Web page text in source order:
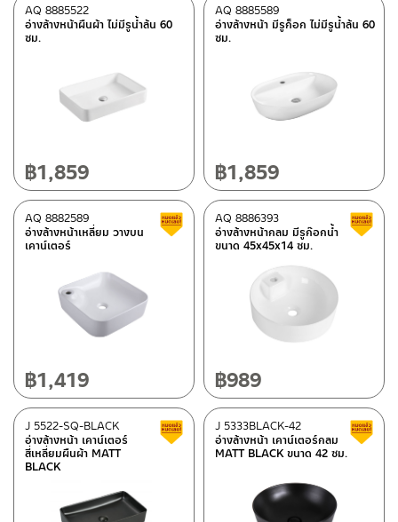
อ่างล้างหน้าผืนผ้า ไม่มีรูน้ำล้น 60
ซม.
AQ 8885522
฿1,859
อ่างล้างหน้า มีรูก็อก ไม่มีรูน้ำล้น 60
ซม.
AQ 8885589
฿1,859
อ่างล้างหน้าเหลี่ยม วางบน
เคาน์เตอร์
AQ 8882589 สินค้าลดราคา เคลียร์สต็อก
฿1,419
อ่างล้างหน้ากลม มีรูก๊อกน้ำ
ขนาด 45x45x14 ซม.
AQ 8886393
฿989
อ่างล้างหน้า เคาน์เตอร์
สี่เหลี่ยมผืนผ้า MATT
BLACK
J 5522-SQ-BLACK สินค้าลดราคา เคลียร์สต็อก
อ่างล้างหน้า เคาน์เตอร์กลม
MATT BLACK ขนาด 42 ซม.
J 5333BLACK-42